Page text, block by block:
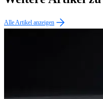
Alle Artikel anzeigen